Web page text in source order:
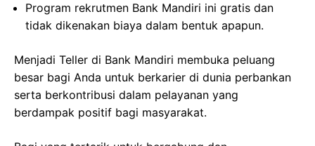
Program rekrutmen Bank Mandiri ini gratis dan
tidak dikenakan biaya dalam bentuk apapun.
Menjadi Teller di Bank Mandiri membuka peluang
besar bagi Anda untuk berkarier di dunia perbankan
serta berkontribusi dalam pelayanan yang
berdampak positif bagi masyarakat.